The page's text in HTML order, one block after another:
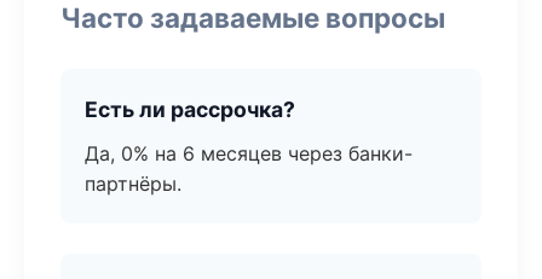
Часто задаваемые вопросы
Есть ли рассрочка?
Да, 0% на 6 месяцев через банки-
партнёры.